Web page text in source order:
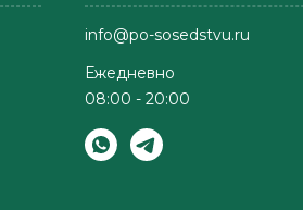
info@po-sosedstvu.ru
Ежедневно
08:00 - 20:00